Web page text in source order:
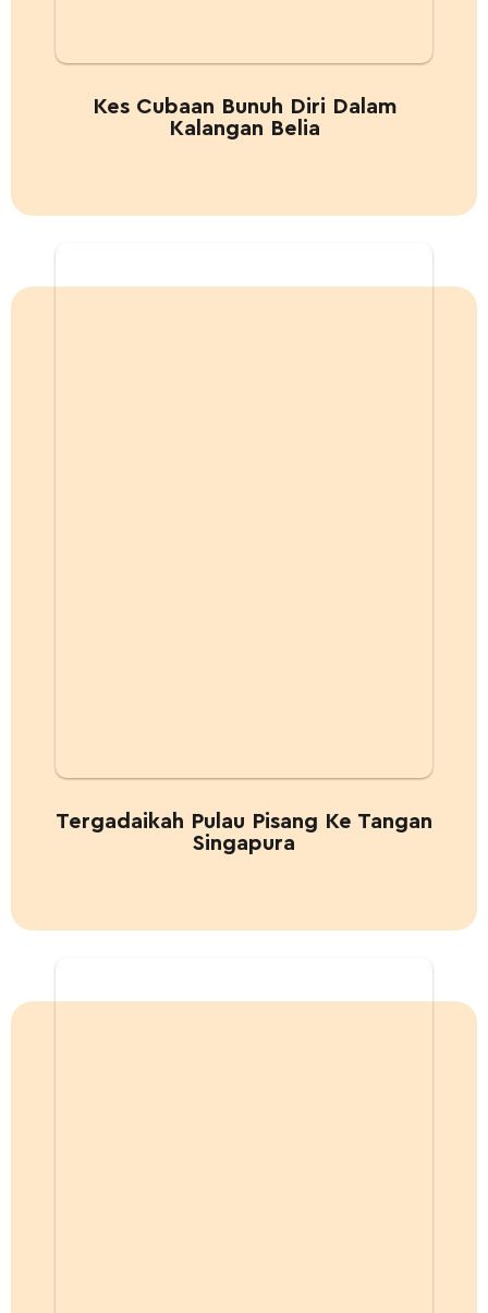
Kes Cubaan Bunuh Diri Dalam
Kalangan Belia
Tergadaikah Pulau Pisang Ke Tangan
Singapura